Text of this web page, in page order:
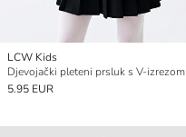
LCW Kids
Djevojački pleteni prsluk s V-izrezom
5.95 EUR